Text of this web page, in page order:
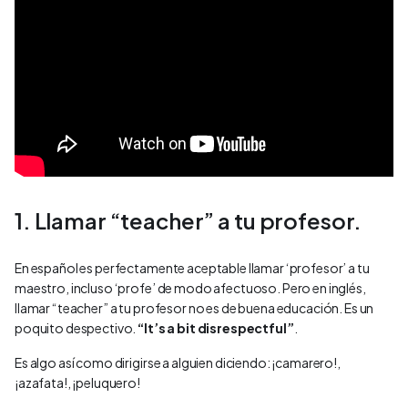
1. Llamar “teacher” a tu profesor.
En español es perfectamente aceptable llamar ‘profesor’ a tu
maestro, incluso ‘profe’ de modo afectuoso. Pero en inglés,
llamar “teacher” a tu profesor no es de buena educación. Es un
poquito despectivo. “It’s a bit disrespectful”
Es algo así como dirigirse a alguien diciendo: ¡camarero!,
¡azafata!, ¡peluquero!